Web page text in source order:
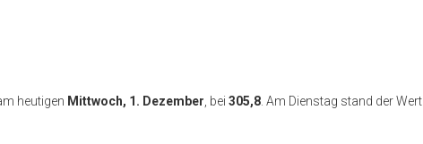
heutigen Mittwoch, 1. Dezember , bei 305,8 . Am Dienstag stand der Wert